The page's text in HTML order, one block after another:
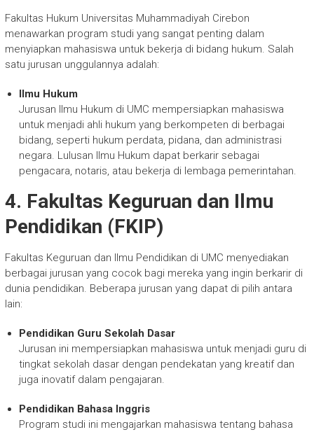
Fakultas Hukum Universitas Muhammadiyah Cirebon
menawarkan program studi yang sangat penting dalam
menyiapkan mahasiswa untuk bekerja di bidang hukum. Salah
satu jurusan unggulannya adalah:
Ilmu Hukum
Jurusan Ilmu Hukum di UMC mempersiapkan mahasiswa
untuk menjadi ahli hukum yang berkompeten di berbagai
bidang, seperti hukum perdata, pidana, dan administrasi
negara. Lulusan Ilmu Hukum dapat berkarir sebagai
pengacara, notaris, atau bekerja di lembaga pemerintahan.
4. Fakultas Keguruan dan Ilmu
Pendidikan (FKIP)
Fakultas Keguruan dan Ilmu Pendidikan di UMC menyediakan
berbagai jurusan yang cocok bagi mereka yang ingin berkarir di
dunia pendidikan. Beberapa jurusan yang dapat di pilih antara
lain:
Pendidikan Guru Sekolah Dasar
Jurusan ini mempersiapkan mahasiswa untuk menjadi guru di
tingkat sekolah dasar dengan pendekatan yang kreatif dan
juga inovatif dalam pengajaran.
Pendidikan Bahasa Inggris
Program studi ini mengajarkan mahasiswa tentang bahasa